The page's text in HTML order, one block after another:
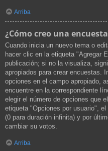
Arriba
¿Cómo creo una
Cuando inicia un nuevo tema o
hacer clic en la etiqueta "Agregar
publicación; si no la visualiza,
apropiados para crear encuestas.
opciones en el campo apropiado,
encuentre en la correspondiente
elegir el número de opciones que
etiqueta "Opciones por usuario",
(0 para duración infinita) y por
cambiar su votos.
Arriba